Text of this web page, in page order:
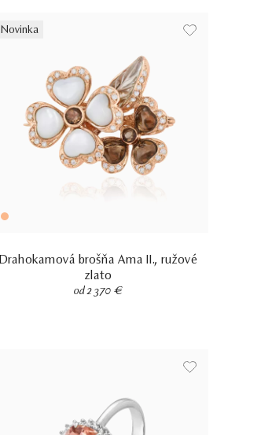
Novinka
Drahokamová brošňa Ama II., ružové
zlato
od 2 370 €